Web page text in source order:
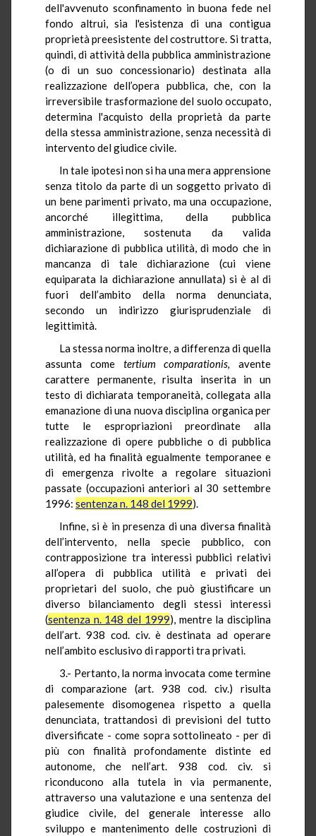
dell'avvenuto sconfinamento in buona fede nel
fondo altrui, sia l'esistenza di una contigua
proprietà preesistente del costruttore. Si tratta,
quindi, di attività della pubblica amministrazione
(o di un suo concessionario) destinata alla
realizzazione dell’opera pubblica, che, con la
irreversibile trasformazione del suolo occupato,
determina l'acquisto della proprietà da parte
della stessa amministrazione, senza necessità di
intervento del giudice civile.
In tale ipotesi non si ha una mera apprensione
senza titolo da parte di un soggetto privato di
un bene parimenti privato, ma una occupazione,
ancorché illegittima, della pubblica
amministrazione, sostenuta da valida
dichiarazione di pubblica utilità, di modo che in
mancanza di tale dichiarazione (cui viene
equiparata la dichiarazione annullata) si è al di
fuori dell’ambito della norma denunciata,
secondo un indirizzo giurisprudenziale di
legittimità.
La stessa norma inoltre, a differenza di quella
assunta come tertium comparationis, avente
carattere permanente, risulta inserita in un
testo di dichiarata temporaneità, collegata alla
emanazione di una nuova disciplina organica per
tutte le espropriazioni preordinate alla
realizzazione di opere pubbliche o di pubblica
utilità, ed ha finalità egualmente temporanee e
di emergenza rivolte a regolare situazioni
passate (occupazioni anteriori al 30 settembre
1996: sentenza n. 148 del 1999).
Infine, si è in presenza di una diversa finalità
dell’intervento, nella specie pubblico, con
contrapposizione tra interessi pubblici relativi
all’opera di pubblica utilità e privati dei
proprietari del suolo, che può giustificare un
diverso bilanciamento degli stessi interessi
(sentenza n. 148 del 1999), mentre la disciplina
dell’art. 938 cod. civ. è destinata ad operare
nell’ambito esclusivo di rapporti tra privati.
3.- Pertanto, la norma invocata come termine
di comparazione (art. 938 cod. civ.) risulta
palesemente disomogenea rispetto a quella
denunciata, trattandosi di previsioni del tutto
diversificate - come sopra sottolineato - per di
più con finalità profondamente distinte ed
autonome, che nell’art. 938 cod. civ. si
riconducono alla tutela in via permanente,
attraverso una valutazione e una sentenza del
giudice civile, del generale interesse allo
sviluppo e mantenimento delle costruzioni di